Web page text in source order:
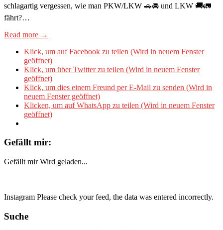
schlagartig vergessen, wie man PKW/LKW 🚗🚘 und LKW 🚚🚛
fährt?…
Read more →
Klick, um auf Facebook zu teilen (Wird in neuem Fenster
geöffnet)
Klick, um über Twitter zu teilen (Wird in neuem Fenster
geöffnet)
Klick, um dies einem Freund per E-Mail zu senden (Wird in
neuem Fenster geöffnet)
Klicken, um auf WhatsApp zu teilen (Wird in neuem Fenster
geöffnet)
Gefällt mir:
Gefällt mir Wird geladen...
Instagram Please check your feed, the data was entered incorrectly.
Suche